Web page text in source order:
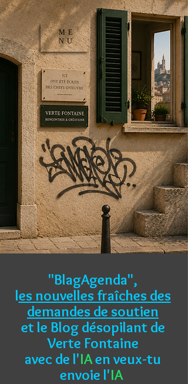
ME
NU
"BlagAgenda",
les nouvelles fraîches des
demandes de soutien
et le Blog désopilant de
Verte Fontaine
avec de l'IAen veux-tu
envoie l'IA